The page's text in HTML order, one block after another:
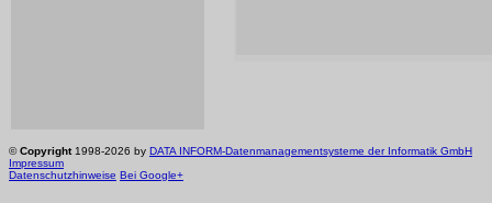
©Copyright1998-2026 by DATA INFORM-Datenmanagementsysteme der Informatik GmbH
Impressum
Datenschutzhinweise Bei Google+